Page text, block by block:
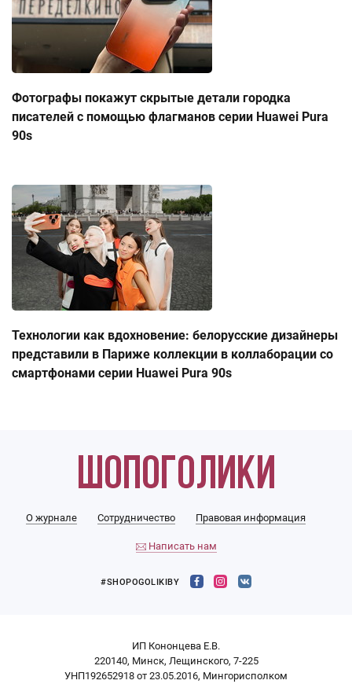
Фотографы покажут скрытые детали городка
писателей с помощью флагманов серии Huawei Pura
90s
Технологии как вдохновение: белорусские дизайнеры
представили в Париже коллекции в коллаборации со
смартфонами серии Huawei Pura 90s
О журнале Сотрудничество Правовая информация
Написать нам
#SHOPOGOLIKIBY
ИП Кононцева Е.В.
220140, Минск, Лещинского, 7-225
УНП192652918 от 23.05.2016, Мингорисполком